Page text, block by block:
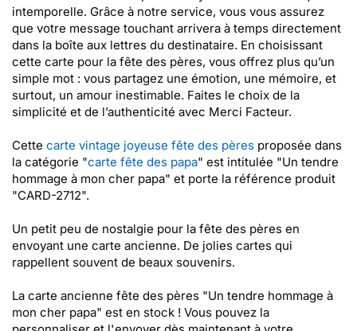
intemporelle. Grâce à notre service, vous vous assurez
que votre message touchant arrivera à temps directement
dans la boîte aux lettres du destinataire. En choisissant
cette carte pour la fête des pères, vous offrez plus qu’un
simple mot : vous partagez une émotion, une mémoire, et
surtout, un amour inestimable. Faites le choix de la
simplicité et de l’authenticité avec Merci Facteur.
Cette carte vintage joyeuse fête des pères proposée dans
la catégorie "carte fête des papa" est intitulée "Un tendre
hommage à mon cher papa" et porte la référence produit
"CARD-2712".
Un petit peu de nostalgie pour la fête des pères en
envoyant une carte ancienne. De jolies cartes qui
rappellent souvent de beaux souvenirs.
La carte ancienne fête des pères "Un tendre hommage à
mon cher papa" est en stock ! Vous pouvez la